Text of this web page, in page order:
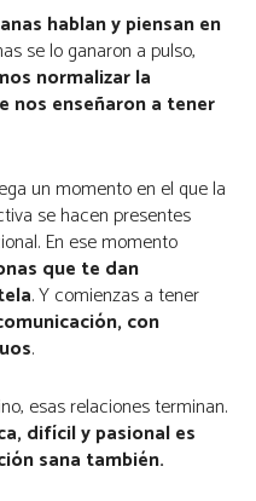
hablan y piensan en
se lo ganaron a pulso,
normalizar la
nos enseñaron a tener
un momento en el que la
se hacen presentes
En ese momento
que te dan
. Y comienzas a tener
con
.
esas relaciones terminan.
difícil y pasional es
sana también.